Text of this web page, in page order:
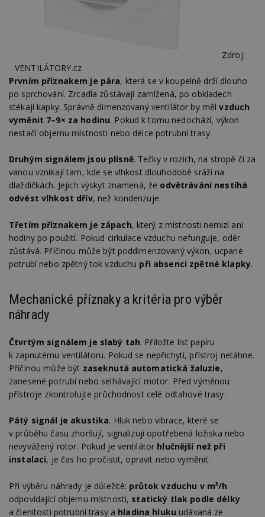
Zdroj:
VENTILÁTORY.cz
Prvním příznakem je pára, která se v koupelně drží dlouho
po sprchování. Zrcadla zůstávají zamlžená, po obkladech
stékají kapky. Správně dimenzovaný ventilátor by mělvzduch
vyměnit 7–9× za hodinu. Pokud k tomu nedochází, výkon
nestačí objemu místnosti nebo délce potrubní trasy.
Druhým signálem jsou plísně. Tečky v rozích, na stropě či za
vanou vznikají tam, kde se vlhkost dlouhodobě sráží na
dlaždičkách. Jejich výskyt znamená, že odvětrávání nestíhá
odvést vlhkost dřív, než kondenzuje.
Třetím příznakem je zápach, který z místnosti nemizí ani
hodiny po použití. Pokud cirkulace vzduchu nefunguje, odér
zůstává. Příčinou může být poddimenzovaný výkon, ucpané
potrubí nebo zpětný tok vzduchu při absenci zpětné klapky.
Mechanické příznaky a kritéria pro výběr
náhrady
Čtvrtým signálem je slabý tah. Přiložte list papíru
k zapnutému ventilátoru. Pokud se nepřichytí, přístroj netáhne.
Příčinou může být zaseknutá automatická žaluzie,
zanesené potrubí nebo selhávající motor. Před výměnou
přístroje zkontrolujte průchodnost celé odtahové trasy.
Pátý signál je akustika. Hluk nebo vibrace, které se
v průběhu času zhoršují, signalizují opotřebená ložiska nebo
nevyvážený rotor. Pokud je ventilátor hlučnější než při
instalaci, je čas ho pročistit, opravit nebo vyměnit.
Při výběru náhrady je důležité: průtok vzduchu v m³/h
odpovídající objemu místnosti, statický tlak podle délky
a členitosti potrubní trasy a hladina hluku udávaná ze